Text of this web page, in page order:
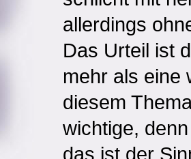
allerdings
Das Urteil ist
mehr als eine
diesem
wichtige,
das ist der